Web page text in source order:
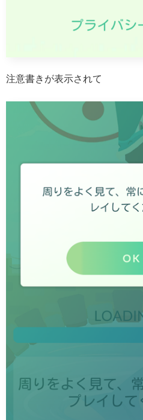
注意書きが表示されて